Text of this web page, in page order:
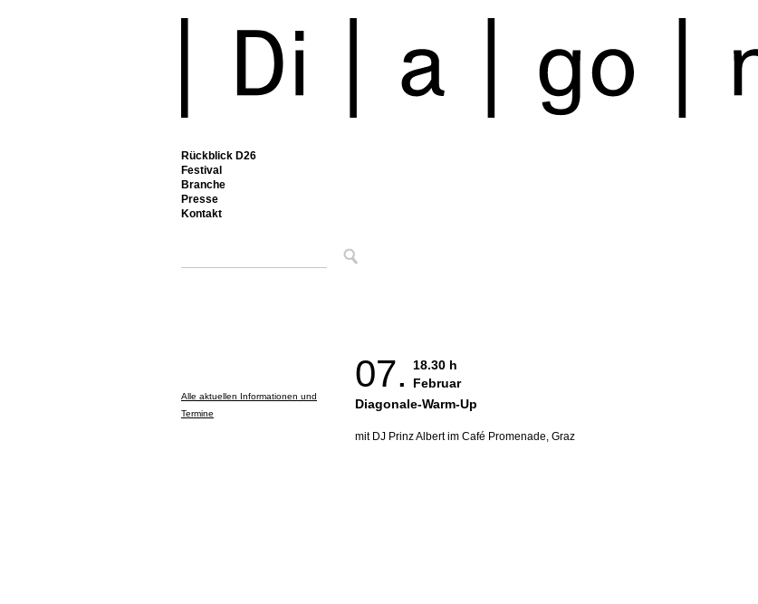
Rückblick D26
Festival
Branche
Presse
Kontakt
Alle aktuellen Informationen und
Termine
07.
18.30 h
Februar
Diagonale-Warm-Up
mit DJ Prinz Albert im Café Promenade, Graz